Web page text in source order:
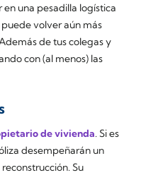
una pesadilla logística
volver aún más
de tus colegas y
con (al menos) las
de vivienda. Si es
desempeñarán un
Su